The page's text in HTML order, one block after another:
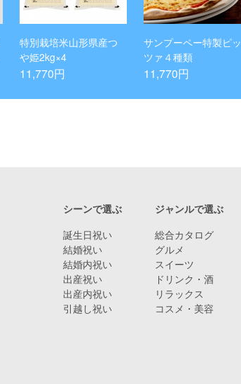
特別栽培米山形県産つ
や姫2kg×4
11,770円
サンプーペー特製ピッ
ツァ４種類
11,770円
シーンで選ぶ
誕生日祝い
結婚祝い
結婚内祝い
出産祝い
出産内祝い
引越し祝い
ジャンルで選ぶ
総合カタログ
グルメ
スイーツ
ドリンク・酒
リラックス
コスメ・美容